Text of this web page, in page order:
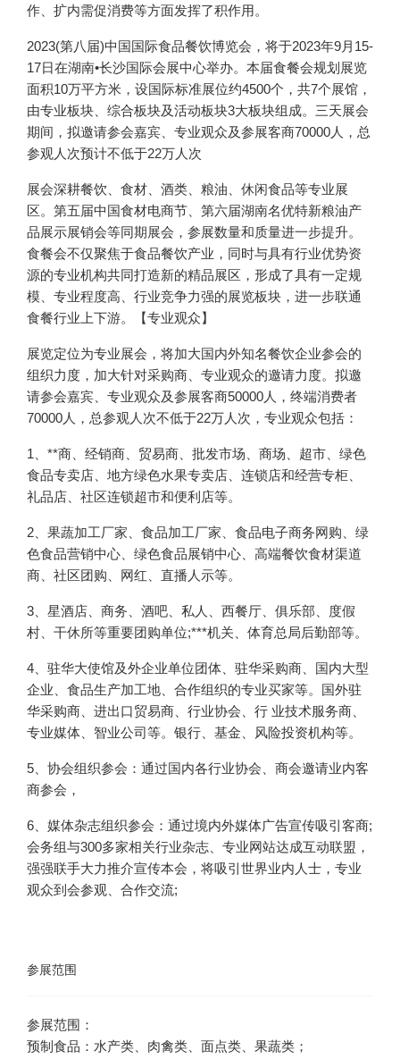
作、扩内需促消费等方面发挥了积作用。
2023(第八届)中国国际食品餐饮博览会，将于2023年9月15-
17日在湖南•长沙国际会展中心举办。本届食餐会规划展览
面积10万平方米，设国际标准展位约4500个，共7个展馆，
由专业板块、综合板块及活动板块3大板块组成。三天展会
期间，拟邀请参会嘉宾、专业观众及参展客商70000人，总
参观人次预计不低于22万人次
展会深耕餐饮、食材、酒类、粮油、休闲食品等专业展
区。第五届中国食材电商节、第六届湖南名优特新粮油产
品展示展销会等同期展会，参展数量和质量进一步提升。
食餐会不仅聚焦于食品餐饮产业，同时与具有行业优势资
源的专业机构共同打造新的精品展区，形成了具有一定规
模、专业程度高、行业竞争力强的展览板块，进一步联通
食餐行业上下游。【专业观众】
展览定位为专业展会，将加大国内外知名餐饮企业参会的
组织力度，加大针对采购商、专业观众的邀请力度。拟邀
请参会嘉宾、专业观众及参展客商50000人，终端消费者
70000人，总参观人次不低于22万人次，专业观众包括：
1、**商、经销商、贸易商、批发市场、商场、超市、绿色
食品专卖店、地方绿色水果专卖店、连锁店和经营专柜、
礼品店、社区连锁超市和便利店等。
2、果蔬加工厂家、食品加工厂家、食品电子商务网购、绿
色食品营销中心、绿色食品展销中心、高端餐饮食材渠道
商、社区团购、网红、直播人示等。
3、星酒店、商务、酒吧、私人、西餐厅、俱乐部、度假
村、干休所等重要团购单位;***机关、体育总局后勤部等。
4、驻华大使馆及外企业单位团体、驻华采购商、国内大型
企业、食品生产加工地、合作组织的专业买家等。国外驻
华采购商、进出口贸易商、行业协会、行 业技术服务商、
专业媒体、智业公司等。银行、基金、风险投资机构等。
5、协会组织参会：通过国内各行业协会、商会邀请业内客
商参会，
6、媒体杂志组织参会：通过境内外媒体广告宣传吸引客商;
会务组与300多家相关行业杂志、专业网站达成互动联盟，
强强联手大力推介宣传本会，将吸引世界业内人士，专业
观众到会参观、合作交流;
参展范围